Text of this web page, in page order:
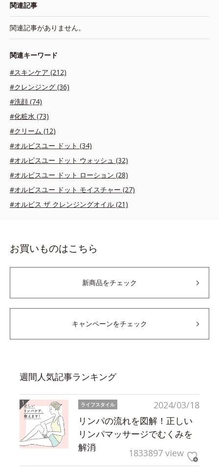
関連記事
関連記事がありません。
関連キーワード
#スキンケア (212)
#クレンジング (36)
#洗顔 (74)
#化粧水 (73)
#クリーム (12)
#オルビスユー ドット (34)
#オルビスユー ドット ウォッシュ (32)
#オルビスユー ドット ローション (28)
#オルビスユー ドット モイスチャー (27)
#オルビス ザ クレンジングオイル (21)
お買いものはこちら
新商品をチェック
キャンペーンをチェック
週間人気記事ランキング
2024/03/18
ライフスタイル
リンパの流れを図解！正しい
リンパマッサージでむくみを
解消
1833897 view